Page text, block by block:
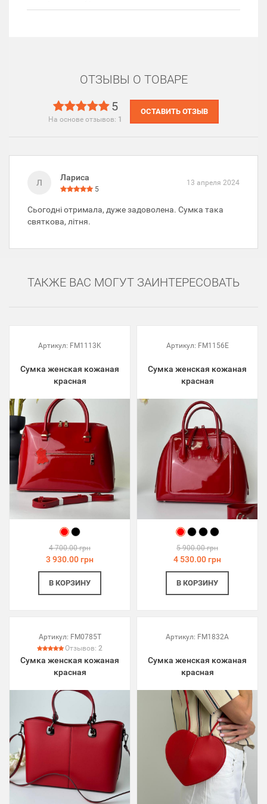
ОТЗЫВЫ О ТОВАРЕ
5
На основе отзывов: 1
ОСТАВИТЬ ОТЗЫВ
Л
Лариса
5
13 апреля 2024
Сьогодні отримала, дуже задоволена. Сумка така
святкова, літня.
ТАКЖЕ ВАС МОГУТ ЗАИНТЕРЕСОВАТЬ
Артикул: FM1113K
Сумка женская кожаная
красная
4 700.00 грн
3 930.00 грн
В КОРЗИНУ
Артикул: FM1156E
Сумка женская кожаная
красная
5 900.00 грн
4 530.00 грн
В КОРЗИНУ
Артикул: FM0785T
Отзывов: 2
Сумка женская кожаная
красная
Артикул: FM1832A
Сумка женская кожаная
красная